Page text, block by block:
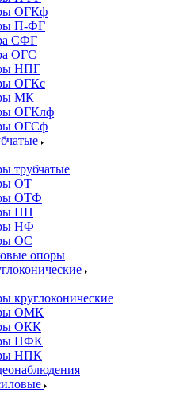
ОГКф
П-ФГ
СФГ
ОГС
НПГ
ОГКс
МК
ОГКлф
ОГСф
трубчатые
ОТ
ОТФ
НП
НФ
ОС
опоры
круглоконические
ОМК
ОКК
НФК
НПК